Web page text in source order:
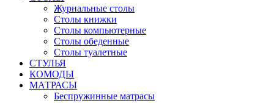
Журнальные столы
Столы книжки
Столы компьютерные
Столы обеденные
Столы туалетные
СТУЛЬЯ
КОМОДЫ
МАТРАСЫ
Беспружинные матрасы